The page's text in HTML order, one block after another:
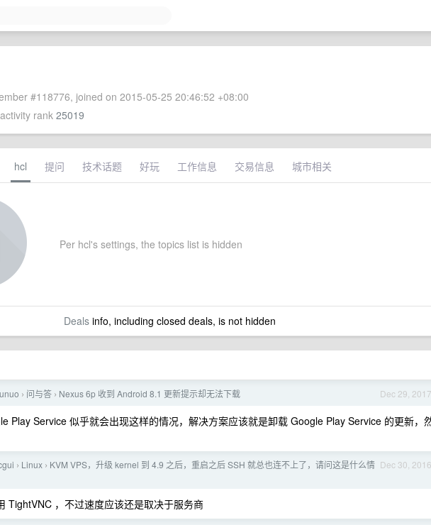
#118776, joined on 2015-05-25 20:46:52 +08:00
rank 25019
hcl 提问 技术话题 好玩 工作信息 交易信息 城市相关
Per hcl's settings, the topics list is hidden
Dealsinfo, including closed deals, is not hidden
Dec 29, 2017
› 问与答 › Nexus 6p 收到 Android 8.1 更新提示却无法下载
Play Service 似乎就会出现这样的情况，解决方案应该就是卸载 Google Play Service 的更新，
Dec 30, 2016
› Linux › KVM VPS，升级 kernel 到 4.9 之后，重启之后 SSH 就总也连不上了，请问这是什么情
TightVNC ，不过速度应该还是取决于服务商